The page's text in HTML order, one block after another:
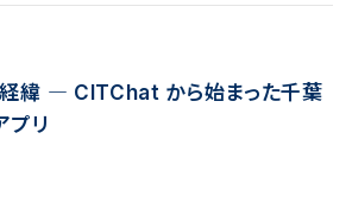
緯 ― CITChat から始まった千葉
プリ